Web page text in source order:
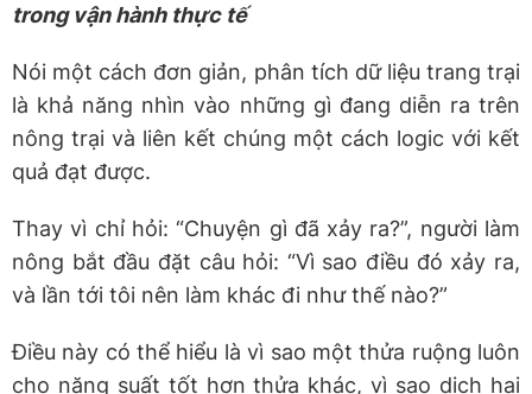
trong vận hành thực tế
Nói một cách đơn giản, phân tích dữ liệu trang trại
là khả năng nhìn vào những gì đang diễn ra trên
nông trại và liên kết chúng một cách logic với kết
quả đạt được.
Thay vì chỉ hỏi: “Chuyện gì đã xảy ra?”, người làm
nông bắt đầu đặt câu hỏi: “Vì sao điều đó xảy ra,
và lần tới tôi nên làm khác đi như thế nào?”
Điều này có thể hiểu là vì sao một thửa ruộng luôn
cho năng suất tốt hơn thửa khác, vì sao dịch hại